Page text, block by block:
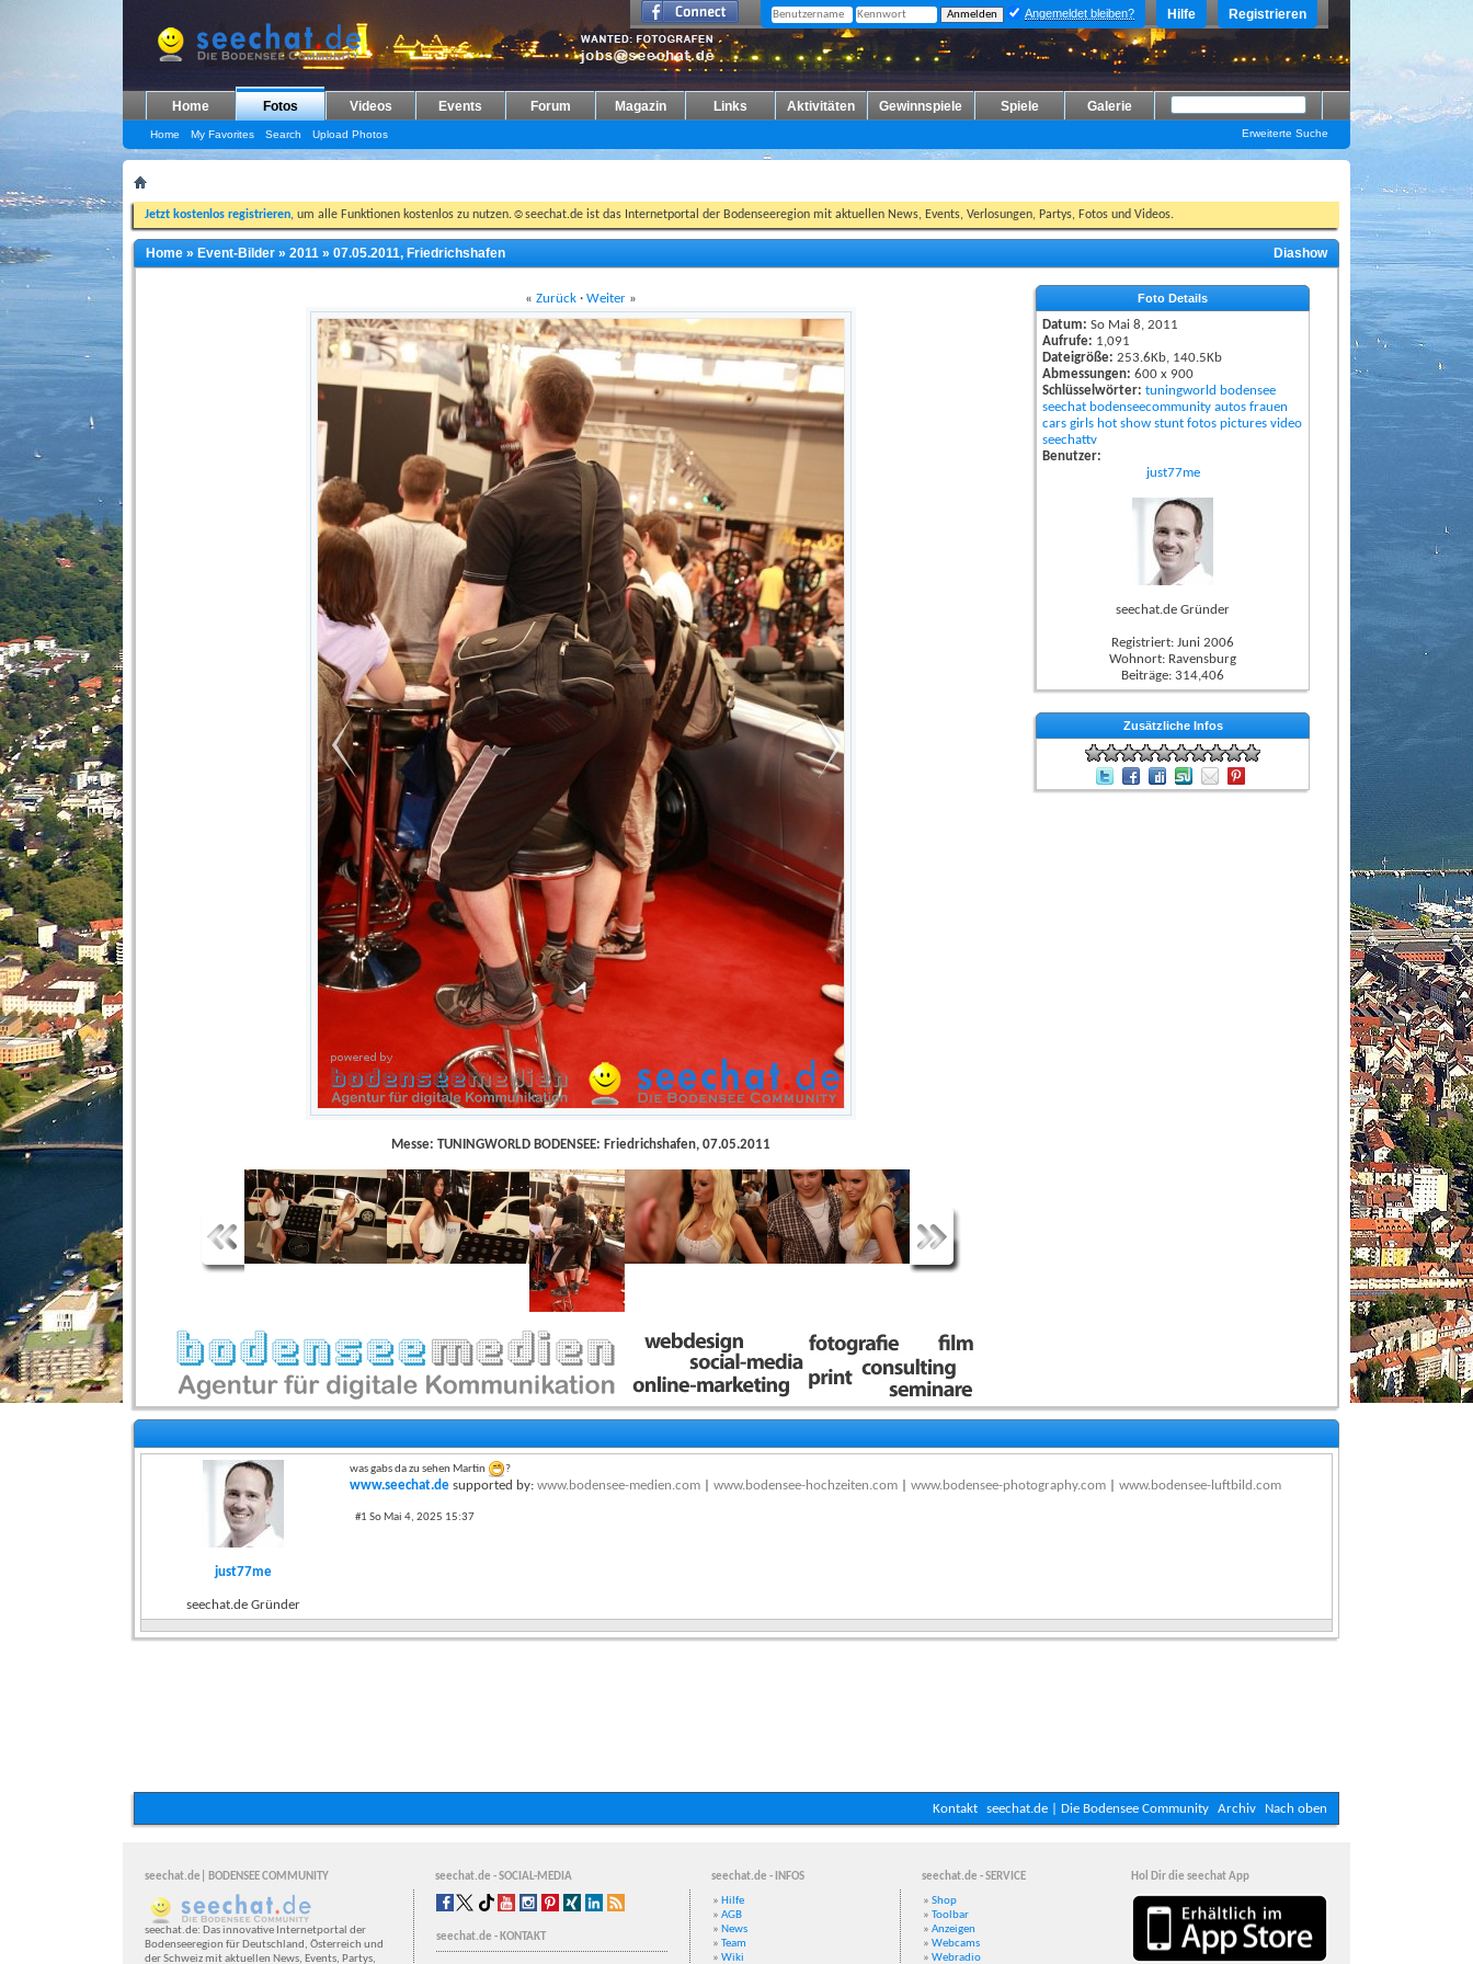
Registrieren
Hilfe
Angemeldet bleiben?
Home Fotos
Home My Favorites Search Upload Photos
Videos Events Forum Magazin Links Aktivitäten Gewinnspiele Spiele Galerie
Erweiterte Suche
Jetzt kostenlos registrieren, um alle Funktionen kostenlos zu nutzen.☺seechat.de ist das Internetportal der Bodenseeregion mit aktuellen News, Events, Verlosungen, Partys, Fotos und Videos.
Home » Event-Bilder » 2011 » 07.05.2011, Friedrichshafen Diashow
« Zurück· Weiter»
Messe: TUNINGWORLD BODENSEE: Friedrichshafen, 07.05.2011
Foto Details
Datum: So Mai 8, 2011
Aufrufe: 1,091
Dateigröße: 253.6Kb, 140.5Kb
Abmessungen: 600 x 900
Schlüsselwörter: tuningworld bodensee
seechat bodenseecommunity autos frauen
cars girls hot show stunt fotos pictures video
seechattv
Benutzer:
just77me
seechat.de Gründer
Registriert: Juni 2006
Wohnort: Ravensburg
Beiträge: 314,406
Zusätzliche Infos
just77me
seechat.de Gründer
was gabs da zu sehen Martin ?
www.seechat.de supported by: www.bodensee-medien.com www.bodensee-hochzeiten.com www.bodensee-photography.com www.bodensee-luftbild.com
#1 So Mai 4, 2025 15:37
Kontakt seechat.de | Die Bodensee Community Archiv Nach oben
seechat.de| BODENSEE COMMUNITY seechat.de - SOCIAL-MEDIA seechat.de - INFOS seechat.de - SERVICE Hol Dir die seechat App
seechat.de: Das innovative Internetportal der
Bodenseeregion für Deutschland, Österreich und
der Schweiz mit aktuellen News, Events, Partys,
seechat.de - KONTAKT
» Hilfe
» AGB
» News
» Team
» Wiki
» Shop
» Toolbar
» Anzeigen
» Webcams
» Webradio